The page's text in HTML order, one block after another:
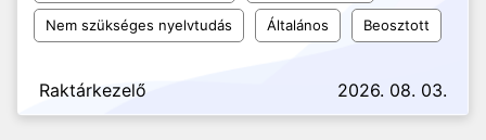
Nem szükséges nyelvtudás Általános Beosztott
Raktárkezelő 2026. 08. 03.